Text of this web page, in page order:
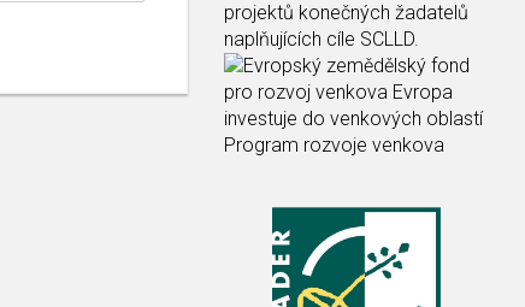
projektů konečných žadatelů
naplňujících cíle SCLLD.